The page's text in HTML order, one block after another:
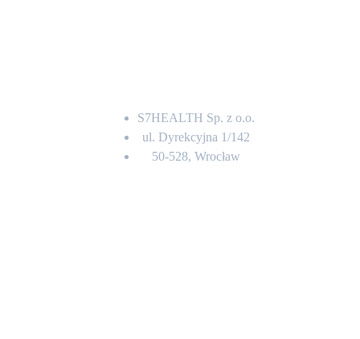
S7HEALTH Sp. z o.o.
ul. Dyrekcyjna 1/142
50-528, Wrocław